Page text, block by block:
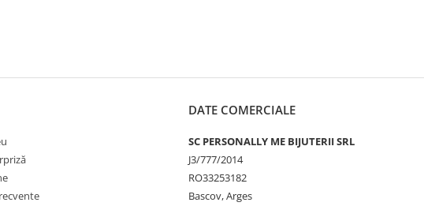
DATE COMERCIALE
SC PERSONALLY ME BIJUTERII SRL
J3/777/2014
RO33253182
Bascov, Arges